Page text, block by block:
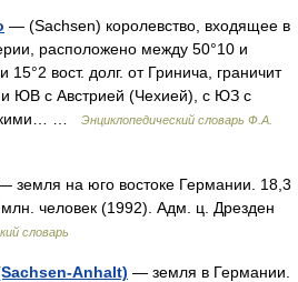
— (Sachsen) королевство, входящее в
расположено между 50°10 и
вост. долг. от Гринича, граничит
ЮВ с Австрией (Чехией), с ЮЗ с
…
Энциклопедический словарь Ф.А.
земля на юго востоке Германии. 18,3
человек (1992). Адм. ц. Дрезден
словарь
Anhalt) — земля в Германии.